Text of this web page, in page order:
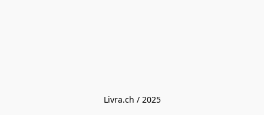
Livra.ch / 2025